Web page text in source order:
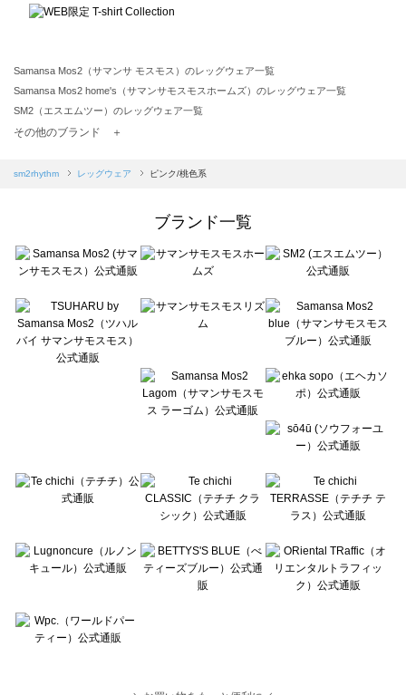
Samansa Mos2（サマンサ モスモス）のレッグウェア一覧
Samansa Mos2 home's（サマンサモスモスホームズ）のレッグウェア一覧
SM2（エスエムツー）のレッグウェア一覧
TSUHARU by Samansa Mos2（ツハルバイサマンサモスモス）のレッグウェア一覧
Samansa Mos2 blue（サマンサモスモス ブルー）のレッグウェア一覧
sō4ū（ソウフォーユー）のレッグウェア一覧
Te chichi（テチチ）のレッグウェア一覧
Te chichi CLASSIC（テチチ クラシック）のレッグウェア一覧
Lugnoncure（ルノンキュール）のレッグウェア一覧
BETTY'S BLUE（べティーズブルー）のレッグウェア一覧
Wpc.（ワールドパーティー）のレッグウェア一覧
その他のブランド ＋
sm2rhythm レッグウェア ピンク/桃色系
ブランド一覧